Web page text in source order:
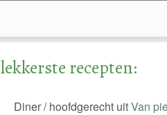
recepten:
Diner / hoofdgerecht uitVan